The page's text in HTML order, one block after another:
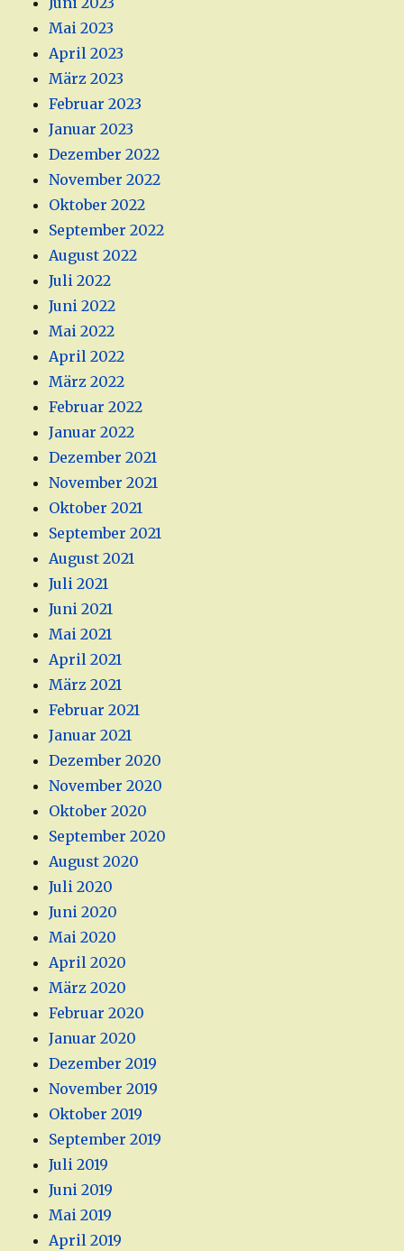
Mai 2023
April 2023
März 2023
Februar 2023
Januar 2023
Dezember 2022
November 2022
Oktober 2022
September 2022
August 2022
Juli 2022
Juni 2022
Mai 2022
April 2022
März 2022
Februar 2022
Januar 2022
Dezember 2021
November 2021
Oktober 2021
September 2021
August 2021
Juli 2021
Juni 2021
Mai 2021
April 2021
März 2021
Februar 2021
Januar 2021
Dezember 2020
November 2020
Oktober 2020
September 2020
August 2020
Juli 2020
Juni 2020
Mai 2020
April 2020
März 2020
Februar 2020
Januar 2020
Dezember 2019
November 2019
Oktober 2019
September 2019
Juli 2019
Juni 2019
Mai 2019
April 2019